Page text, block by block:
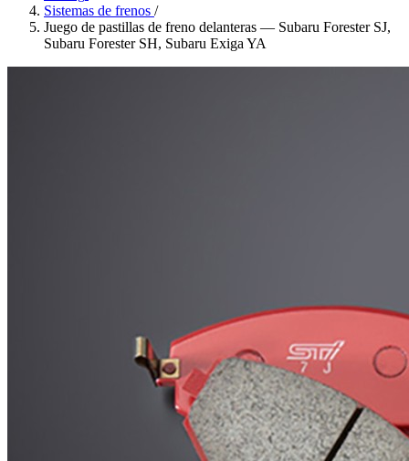
Sistemas de frenos /
Juego de pastillas de freno delanteras — Subaru Forester SJ,
Subaru Forester SH, Subaru Exiga YA